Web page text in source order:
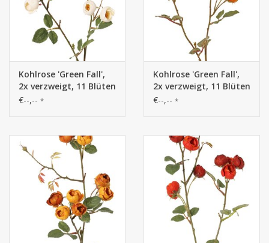
Kohlrose 'Green Fall',
2x verzweigt, 11 Blüten
(Ø 2,5 cm) & 5
€--,-- *
Kohlrose 'Green Fall',
2x verzweigt, 11 Blüten
(Ø 2,5 cm) & 5
€--,-- *